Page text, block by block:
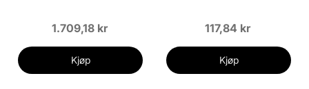
1.709,18 kr
Kjøp
117,84 kr
Kjøp